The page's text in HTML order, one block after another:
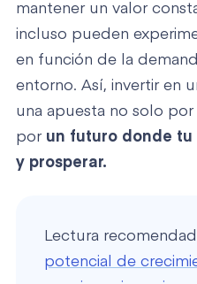
mantener un valor
incluso pueden
en función de la
entorno. Así, invertir en
una apuesta no solo
por un futuro donde tu
y prosperar.
Lectura
potencial de